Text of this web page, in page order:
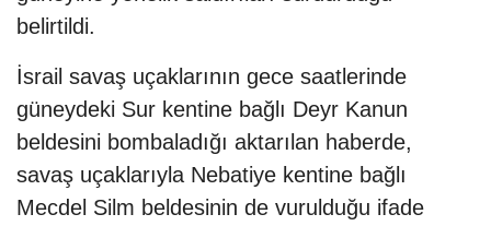
belirtildi.
İsrail savaş uçaklarının gece saatlerinde
güneydeki Sur kentine bağlı Deyr Kanun
beldesini bombaladığı aktarılan haberde,
savaş uçaklarıyla Nebatiye kentine bağlı
Mecdel Silm beldesinin de vurulduğu ifade